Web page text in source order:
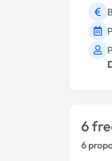
6
6